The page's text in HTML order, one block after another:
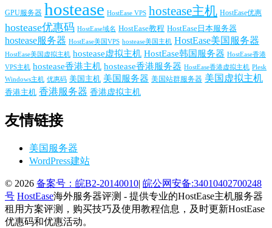
GPU服务器 hostease HostEase VPS hostease主机 HostEase优惠
hostease优惠码 HostEase域名 HostEase教程 HostEase日本服务器
hostease服务器 HostEase美国VPS hostease美国主机 HostEase美国服务器
HostEase美国虚拟主机 hostease虚拟主机 HostEase韩国服务器 HostEase香港
VPS主机 hostease香港主机 hostease香港服务器 HostEase香港虚拟主机 Plesk
Windows主机 优惠码 美国主机 美国服务器 美国站群服务器 美国虚拟主机
香港主机 香港服务器 香港虚拟主机
友情链接
美国服务器
WordPress建站
© 2026 备案号：皖B2-20140010| 皖公网安备:34010402700248
号 HostEase海外服务器评测 - 提供专业的HostEase主机服务器
租用方案评测，购买技巧及使用教程信息，及时更新HostEase
优惠码和优惠活动。